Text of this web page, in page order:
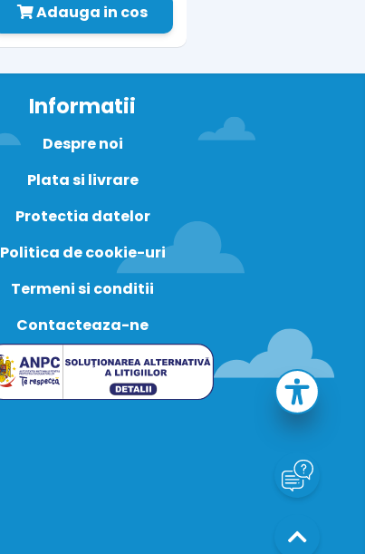
Adauga in cos
Informatii
Despre noi
Plata si livrare
Protectia datelor
Politica de cookie-uri
Termeni si conditii
Contacteaza-ne